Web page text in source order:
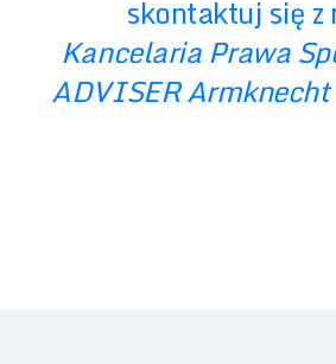
skontaktuj się z
Kancelaria Prawa
ADVISER